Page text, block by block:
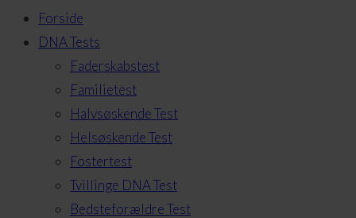
Forside
DNA Tests
Faderskabstest
Familietest
Halvsøskende Test
Helsøskende Test
Fostertest
Tvillinge DNA Test
Bedsteforældre Test